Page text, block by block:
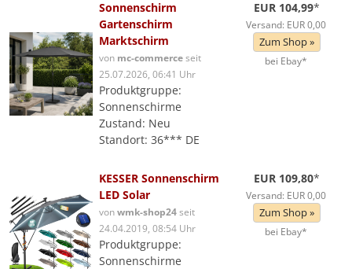
Sonnenschirm
Gartenschirm
Marktschirm
von mc-commerceseit
25.07.2026, 06:41 Uhr
Produktgruppe:
Sonnenschirme
Zustand: Neu
Standort: 36*** DE
EUR 104,99*
Versand: EUR 0,00
Zum Shop »
bei Ebay*
KESSER Sonnenschirm
LED Solar
vonwmk-shop24seit
24.04.2019, 08:54 Uhr
Produktgruppe:
Sonnenschirme
EUR 109,80*
Versand: EUR 0,00
Zum Shop »
bei Ebay*